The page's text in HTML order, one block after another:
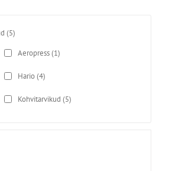
(5)
Aeropress(1)
Hario(4)
Kohvitarvikud (5)